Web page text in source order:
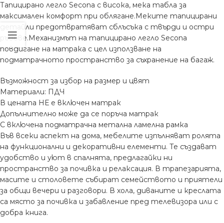
Тапицирано легло Secona с висока, мека табла за
максимален комфорт при облягане.Меките тапицирани
детайли предотвратяват сблъсъка с твърди и остри
ръбове.Механизмът на тапицирано легло Secona
повдигане на матрака с цел използване на
подматрачното пространство за съхранение на багаж.
Възможност за избор на размер и цвят
Материали: ПДЧ
В цената НЕ е включен матрак
Допълнително може да се поръча матрак
С включена подматрачна метална ламелна рамка
Във всеки аспект на дома, мебелите изпълняват ролята
на функционални и декоративни елементи. Те създават
удобство и уют в спалнята, предлагайки ни
пространство за почивка и релаксация. В трапезарията,
масите и столовете събират семейството и приятели
за общи вечери и разговори. В хола, диваните и креслата
са място за почивка и забавление пред телевизора или с
добра книга.